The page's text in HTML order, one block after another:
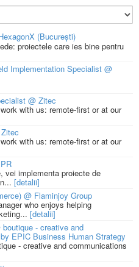
(București)
proiectele care ies bine pentru
Implementation Specialist @
@ Zitec
with us: remote-first or at our
with us: remote-first or at our
vei implementa proiecte de
[detalii]
@ Flaminjoy Group
who enjoys helping
[detalii]
- creative and
EPIC Business Human Strategy
- creative and communications